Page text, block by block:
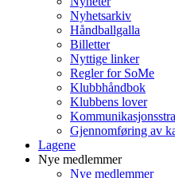
Nyhetsarkiv
Håndballgalla
Billetter
Nyttige linker
Regler for SoMe
Klubbhåndbok
Klubbens lover
Gjennomføring av
Lagene
Nye medlemmer
Nye medlemmer